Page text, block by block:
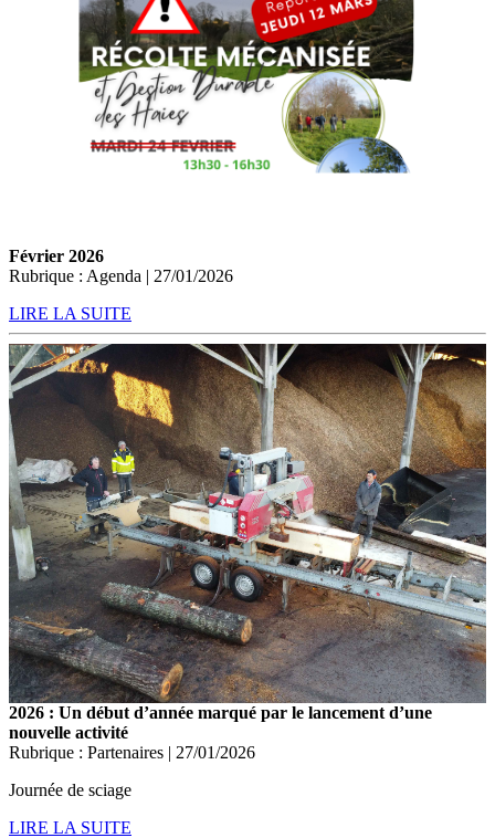
Février 2026
Rubrique : Agenda | 27/01/2026
LIRE LA SUITE
2026 : Un début d’année marqué par le lancement d’une
nouvelle activité
Rubrique : Partenaires | 27/01/2026
Journée de sciage
LIRE LA SUITE